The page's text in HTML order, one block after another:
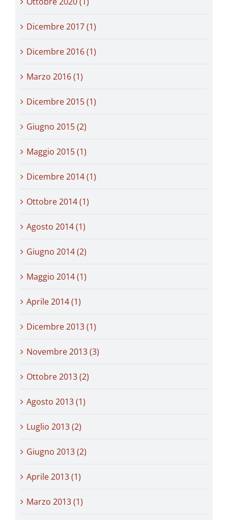
Dicembre 2017 (1)
Dicembre 2016 (1)
Marzo 2016 (1)
Dicembre 2015 (1)
Giugno 2015 (2)
Maggio 2015 (1)
Dicembre 2014 (1)
Ottobre 2014 (1)
Agosto 2014 (1)
Giugno 2014 (2)
Maggio 2014 (1)
Aprile 2014 (1)
Dicembre 2013 (1)
Novembre 2013 (3)
Ottobre 2013 (2)
Agosto 2013 (1)
Luglio 2013 (2)
Giugno 2013 (2)
Aprile 2013 (1)
Marzo 2013 (1)